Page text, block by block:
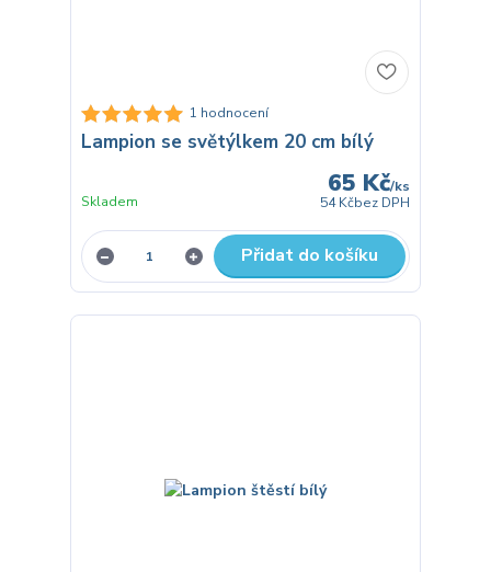
1 hodnocení
Lampion se světýlkem 20 cm bílý
65 Kč/ks
54 Kčbez DPH
Skladem
Přidat do košíku